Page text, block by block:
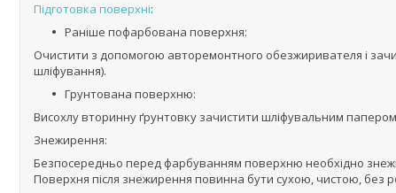
Підготовка поверхні:
Раніше пофарбована поверхня:
Очистити з допомогою авторемонтного обезжиривателя і
шліфування).
Грунтована поверхню:
Висохлу вторинну ґрунтовку зачистити шліфувальним
Знежирення:
Безпосередньо перед фарбуванням поверхню необхідно
Поверхня після знежирення повинна бути сухою, чистою, без